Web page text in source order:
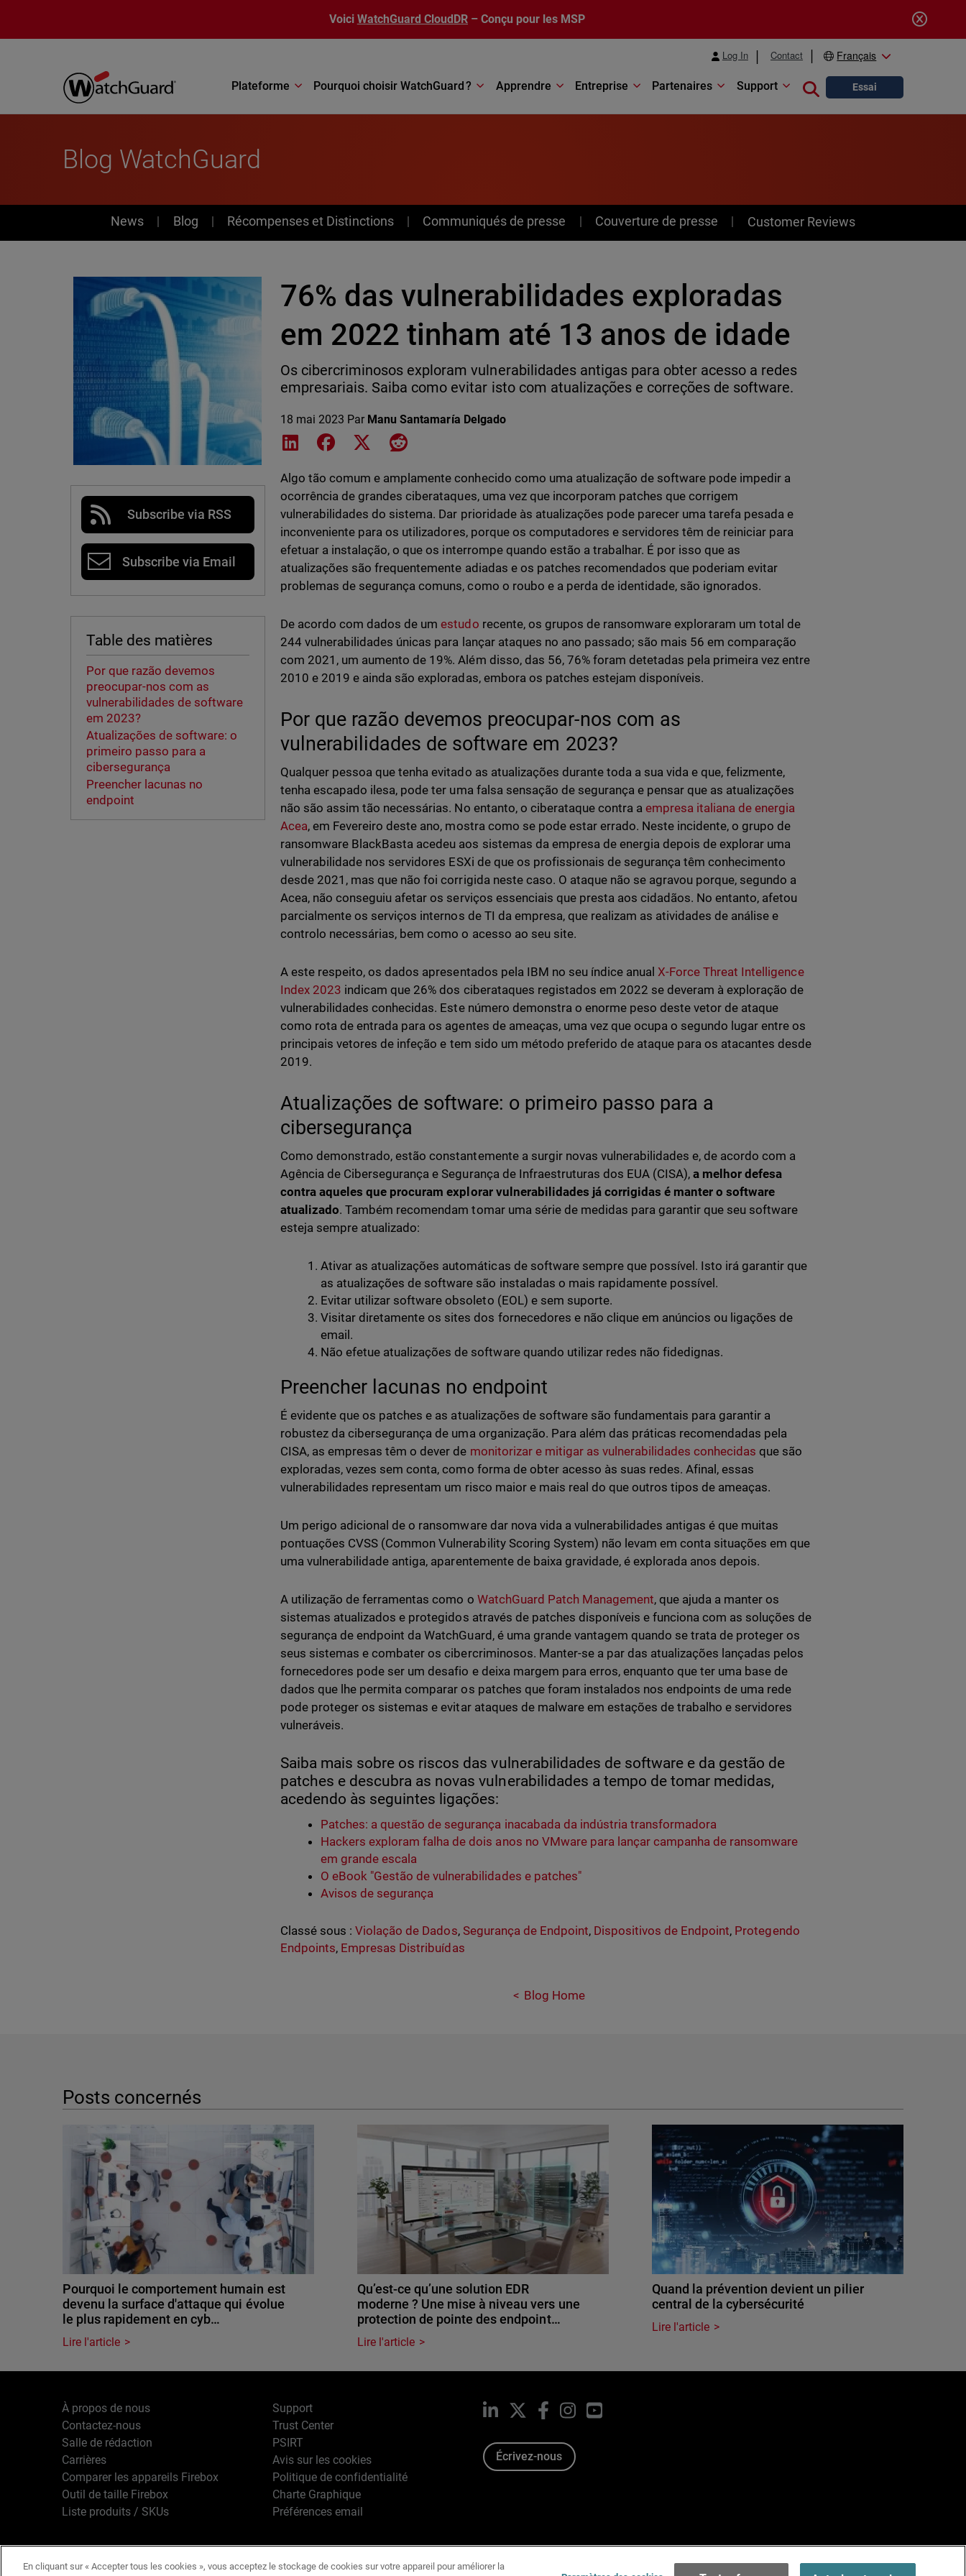
Voici WatchGuard CloudDR – Conçu pour les MSP
Log In Contact Français
Plateforme Pourquoi choisir WatchGuard ? Apprendre Entreprise Partenaires Support Close search
Essai
Blog WatchGuard
News
News Blog Récompenses et Distinctions Communiqués de presse Couverture de presse Customer Reviews
Subscribe via RSS
Subscribe via Email
Table des matières
Por que razão devemos
preocupar-nos com as
vulnerabilidades de software
em 2023?
Atualizações de software: o
primeiro passo para a
cibersegurança
Preencher lacunas no
endpoint
76% das vulnerabilidades exploradas
em 2022 tinham até 13 anos de idade
Os cibercriminosos exploram vulnerabilidades antigas para obter acesso a redes
empresariais. Saiba como evitar isto com atualizações e correções de software.
18 mai 2023 Par Manu Santamaría Delgado
Share on LinkedIn
Share on Facebook
Share on XShare on Reddit
Algo tão comum e amplamente conhecido como uma atualização de software pode impedir a
ocorrência de grandes ciberataques, uma vez que incorporam patches que corrigem
vulnerabilidades do sistema. Dar prioridade às atualizações pode parecer uma tarefa pesada e
inconveniente para os utilizadores, porque os computadores e servidores têm de reiniciar para
efetuar a instalação, o que os interrompe quando estão a trabalhar. É por isso que as
atualizações são frequentemente adiadas e os patches recomendados que poderiam evitar
problemas de segurança comuns, como o roubo e a perda de identidade, são ignorados.
De acordo com dados de umestudo recente, os grupos de ransomware exploraram um total de
244 vulnerabilidades únicas para lançar ataques no ano passado; são mais 56 em comparação
com 2021, um aumento de 19%. Além disso, das 56, 76% foram detetadas pela primeira vez entre
2010 e 2019 e ainda são exploradas, embora os patches estejam disponíveis.
Por que razão devemos preocupar-nos com as
vulnerabilidades de software em 2023?
Qualquer pessoa que tenha evitado as atualizações durante toda a sua vida e que, felizmente,
tenha escapado ilesa, pode ter uma falsa sensação de segurança e pensar que as atualizações
não são assim tão necessárias. No entanto, o ciberataque contra aempresa italiana de energia
Acea, em Fevereiro deste ano, mostra como se pode estar errado. Neste incidente, o grupo de
ransomware BlackBasta acedeu aos sistemas da empresa de energia depois de explorar uma
vulnerabilidade nos servidores ESXi de que os profissionais de segurança têm conhecimento
desde 2021, mas que não foi corrigida neste caso. O ataque não se agravou porque, segundo a
Acea, não conseguiu afetar os serviços essenciais que presta aos cidadãos. No entanto, afetou
parcialmente os serviços internos de TI da empresa, que realizam as atividades de análise e
controlo necessárias, bem como o acesso ao seu site.
A este respeito, os dados apresentados pela IBM no seu índice anualX-Force Threat Intelligence
Index 2023 indicam que 26% dos ciberataques registados em 2022 se deveram à exploração de
vulnerabilidades conhecidas. Este número demonstra o enorme peso deste vetor de ataque
como rota de entrada para os agentes de ameaças, uma vez que ocupa o segundo lugar entre os
principais vetores de infeção e tem sido um método preferido de ataque para os atacantes desde
2019.
Atualizações de software: o primeiro passo para a
cibersegurança
Como demonstrado, estão constantemente a surgir novas vulnerabilidades e, de acordo com a
Agência de Cibersegurança e Segurança de Infraestruturas dos EUA (CISA),a melhor defesa
contra aqueles que procuram explorar vulnerabilidades já corrigidas é manter o software
atualizado. Também recomendam tomar uma série de medidas para garantir que seu software
esteja sempre atualizado:
Ativar as atualizações automáticas de software sempre que possível. Isto irá garantir que
as atualizações de software são instaladas o mais rapidamente possível.
Evitar utilizar software obsoleto (EOL) e sem suporte.
Visitar diretamente os sites dos fornecedores e não clique em anúncios ou ligações de
email.
Não efetue atualizações de software quando utilizar redes não fidedignas.
Preencher lacunas no endpoint
É evidente que os patches e as atualizações de software são fundamentais para garantir a
robustez da cibersegurança de uma organização. Para além das práticas recomendadas pela
CISA, as empresas têm o dever de monitorizar e mitigar as vulnerabilidades conhecidas que são
exploradas, vezes sem conta, como forma de obter acesso às suas redes. Afinal, essas
vulnerabilidades representam um risco maior e mais real do que outros tipos de ameaças.
Um perigo adicional de o ransomware dar nova vida a vulnerabilidades antigas é que muitas
pontuações CVSS (Common Vulnerability Scoring System) não levam em conta situações em que
uma vulnerabilidade antiga, aparentemente de baixa gravidade, é explorada anos depois.
A utilização de ferramentas como o WatchGuard Patch Management, que ajuda a manter os
sistemas atualizados e protegidos através de patches disponíveis e funciona com as soluções de
segurança de endpoint da WatchGuard, é uma grande vantagem quando se trata de proteger os
seus sistemas e combater os cibercriminosos. Manter-se a par das atualizações lançadas pelos
fornecedores pode ser um desafio e deixa margem para erros, enquanto que ter uma base de
dados que lhe permita comparar os patches que foram instalados nos endpoints de uma rede
pode proteger os sistemas e evitar ataques de malware em estações de trabalho e servidores
vulneráveis.
Saiba mais sobre os riscos das vulnerabilidades de software e da gestão de
patches e descubra as novas vulnerabilidades a tempo de tomar medidas,
acedendo às seguintes ligações:
Patches: a questão de segurança inacabada da indústria transformadora
Hackers exploram falha de dois anos no VMware para lançar campanha de ransomware
em grande escala
O eBook "Gestão de vulnerabilidades e patches"
Avisos de segurança
Classé sous : Violação de Dados, Segurança de Endpoint, Dispositivos de Endpoint, Protegendo
Endpoints, Empresas Distribuídas
Blog Home
Posts concernés
Pourquoi le comportement humain est
devenu la surface d'attaque qui évolue
le plus rapidement en cyb…
Lire l'article
Qu’est-ce qu’une solution EDR
moderne ? Une mise à niveau vers une
protection de pointe des endpoint…
Lire l'article
Quand la prévention devient un pilier
central de la cybersécurité
Lire l'article
À propos de nous
Contactez-nous
Salle de rédaction
Carrières
Comparer les appareils Firebox
Outil de taille Firebox
Liste produits / SKUs
Support
Trust Center
PSIRT
Avis sur les cookies
Politique de confidentialité
Charte Graphique
Préférences email
LinkedIn Facebook
InstagramYouTube
Écrivez-nous
Français
En cliquant sur « Accepter tous les cookies », vous acceptez le stockage de cookies sur votre appareil pour améliorer la